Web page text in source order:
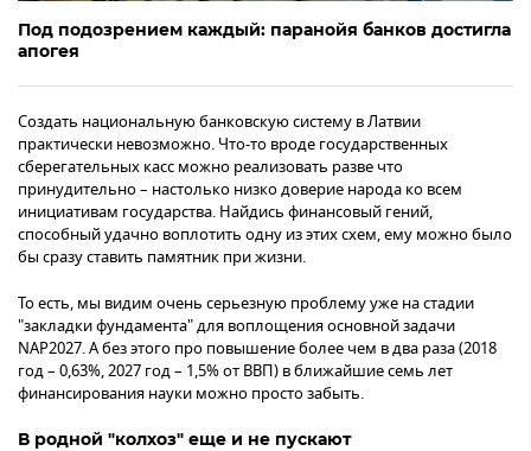
Под подозрением каждый: паранойя банков достигла
апогея
Создать национальную банковскую систему в Латвии
практически невозможно. Что-то вроде государственных
сберегательных касс можно реализовать разве что
принудительно – настолько низко доверие народа ко всем
инициативам государства. Найдись финансовый гений,
способный удачно воплотить одну из этих схем, ему можно было
бы сразу ставить памятник при жизни.
То есть, мы видим очень серьезную проблему уже на стадии
"закладки фундамента" для воплощения основной задачи
NAP2027. А без этого про повышение более чем в два раза (2018
год – 0,63%, 2027 год – 1,5% от ВВП) в ближайшие семь лет
финансирования науки можно просто забыть.
В родной "колхоз" еще и не пускают